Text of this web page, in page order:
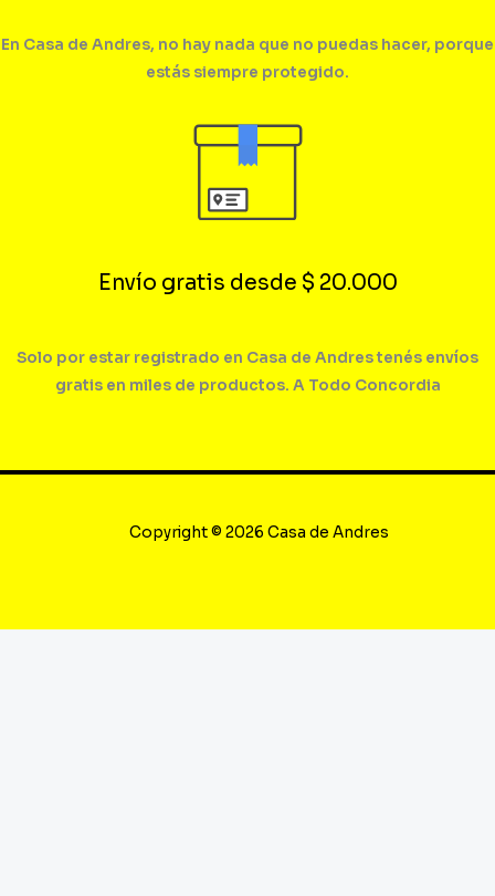
En Casa de Andres, no hay nada que no puedas hacer, porque
estás siempre protegido.
Envío gratis desde $ 20.000
Solo por estar registrado en Casa de Andres tenés envíos
gratis en miles de productos. A Todo Concordia
Copyright © 2026 Casa de Andres